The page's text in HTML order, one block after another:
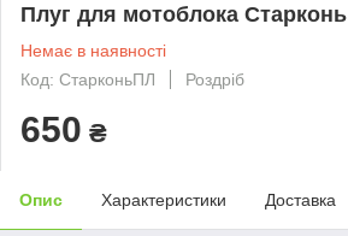
Плуг для мотоблока Старконь
Немає в наявності
Код: СтарконьПЛ
Роздріб
650 ₴
Опис Характеристики Доставка